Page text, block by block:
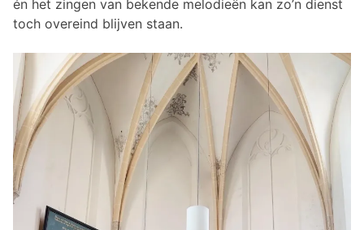
én het zingen van bekende melodieën kan zo’n dienst
toch overeind blijven staan.